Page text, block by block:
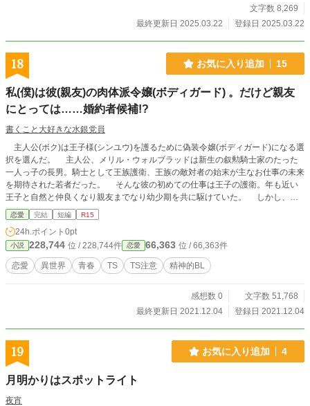
文字数 8,269
最終更新日 2025.03.22
登録日 2025.03.22
18 お気に入り追加 15
私(僕)は彼(親友)の肉体派令嬢(ボディガード) 。だけど親友
にとっては……婚約者候補!?
書くこと大好きな水銀党員
主人公(ボク)は王子様(シンユウ)を護るために偽装令嬢(ボディガード)になる選
択を選んだ。 主人公、メリル・ウォルブラッドは新生の叙勲騎士家のたった
一人っ子の長男。騎士として王族護衛、王族の敵対者の始末が主なお仕事の未来
を期待された若者だった。 そんな彼の初めての仕事は王子の護衛。年も近い
王子と自然と仲良くなり親友までなり幼少期を共に駆けていた。 しかし、そ
んな二人は学園入学年齢になると状況は変わる。王子は王に一番近いため、主人
公(ボク)も敵を屠って来た結果、多くの敵を持っていた。多くの暗殺失敗で敵は
手段を次第に選ばなくなる。 そして、一番近い護衛として活躍していた主人
公(ボク)は偽装工作で肉体を変える。失踪した親友の妹として学園に潜入し遠く
から見守る事になった。しかし状況はおかしな方向へ向かう。 王子様(シンユ
ウ)が主人公(ボク)を気に入ってしまい。ちょっかいをかけ、親友の妹として大事
知らず知らずに親友と仲良くする王子様(シンユウ)とそれを邪険し、親友(ボク)
と気付かれないようにしながらも親友に甘い主人公(ワタシ)の物語。 ※この作品
恋愛 完結 短編 R15
24h.ポイント 0pt
小説 228,744 位 / 228,744件 恋愛 66,363 位 / 66,363件
恋愛 異世界 青春 TS TS注意 精神的BL
感想数 0
文字数 51,768
最終更新日 2021.12.04
登録日 2021.12.04
19 お気に入り追加 4
月明かりはスポットライト
夜宵